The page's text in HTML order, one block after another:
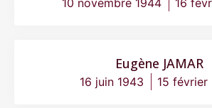
10 novembre 1944 16
Eugène JAMAR
16 juin 1943 15 février